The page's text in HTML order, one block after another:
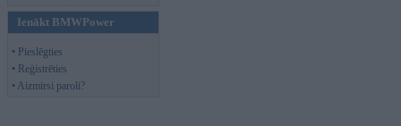
Ienākt BMWPower
• Pieslēgties
• Reģistrēties
• Aizmirsi paroli?